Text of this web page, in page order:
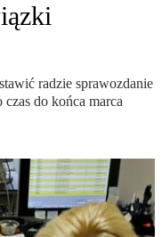
radzie sprawozdanie
do końca marca